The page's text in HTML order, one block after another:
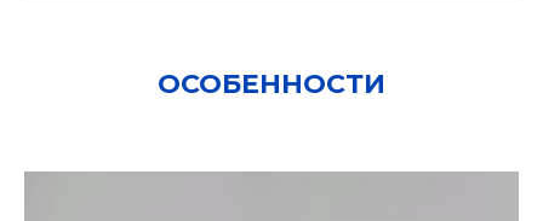
ОСОБЕННОСТИ